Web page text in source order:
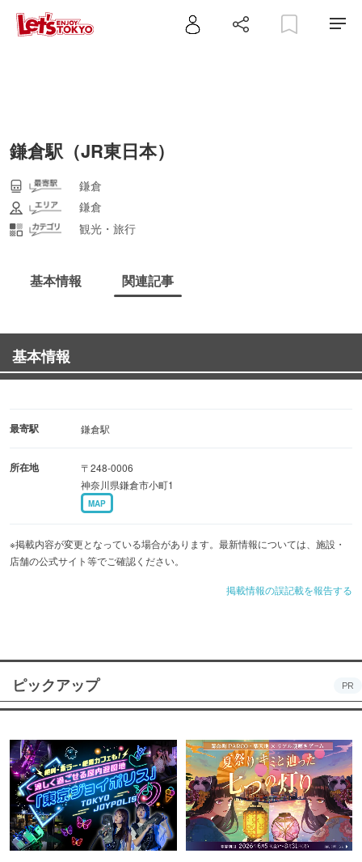
鎌倉駅（JR東日本）
鎌倉
鎌倉
観光・旅行
基本情報 関連記事
基本情報
最寄駅 鎌倉駅
所在地
〒248-0006
神奈川県鎌倉市小町1
MAP
※掲載内容が変更となっている場合があります。最新情報については、施設・
店舗の公式サイト等でご確認ください。
掲載情報の誤記載を報告する
ピックアップ PR